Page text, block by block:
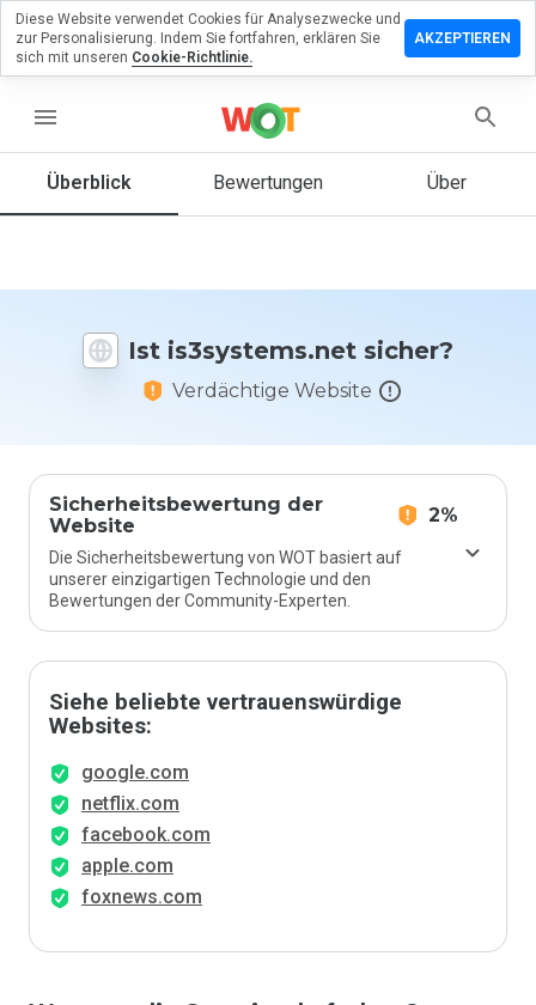
menu
Überblick Bewertungen Über
Ist is3systems.net sicher?
Verdächtige Website
Sicherheitsbewertung der
Website
2%
Die Sicherheitsbewertung von WOT basiert auf
unserer einzigartigen Technologie und den
Bewertungen der Community-Experten.
Siehe beliebte vertrauenswürdige
Websites:
google.com
netflix.com
facebook.com
apple.com
foxnews.com
zu
Sie diese
auf einer
Skala von
Diese Website verwendet Cookies für Analysezwecke und
zur Personalisierung. Indem Sie fortfahren, erklären Sie
sich mit unseren Cookie-Richtlinie.
AKZEPTIEREN